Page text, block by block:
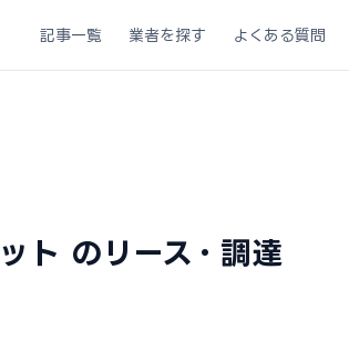
記事一覧 業者を探す よくある質問
のリース・調達